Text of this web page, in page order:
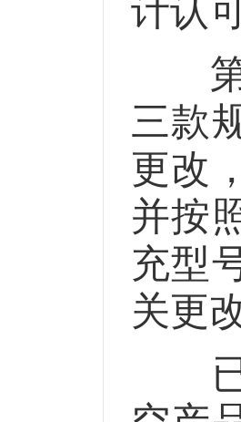
计认
第
三款
更改
并按
充型
关更
已